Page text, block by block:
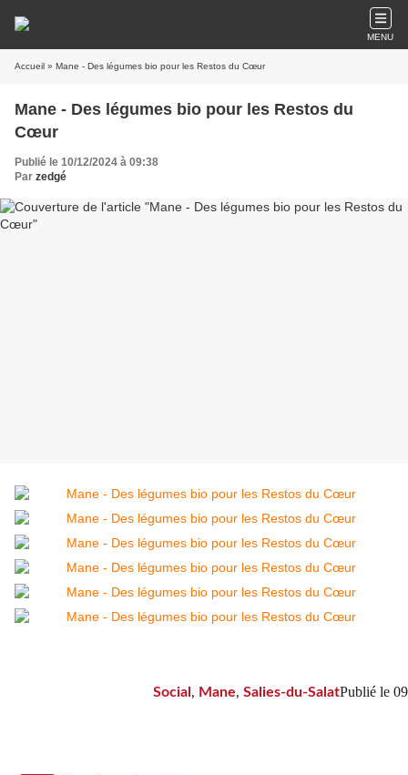
MENU
Accueil » Mane - Des légumes bio pour les Restos du Cœur
Mane - Des légumes bio pour les Restos du
Cœur
Publié le 10/12/2024 à 09:38
Par zedgé
Social , Mane, Salies-du-SalatPublié le